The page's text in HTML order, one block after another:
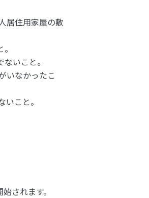
居住用家屋の敷
いこと。
いなかったこ
こと。
されます。